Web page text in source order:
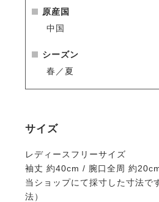
・吸水速乾
保つ吸水速乾素材。
激しい運動の後でもベタつかず
・乗馬以外にも
す。
※ロゴは片腕のみです。
原産国
中国
シーズン
春／夏
サイズ
レディースフリーサイズ
袖丈 約40cm / 腕口全周 約
当ショップにて採寸した寸法で
法）